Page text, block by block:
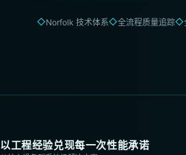
◇Norfolk 技术体系◇全流程质量追踪◇
以工程经验兑现每一次性能承诺